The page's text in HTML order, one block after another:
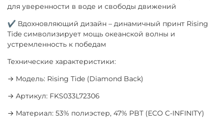
для уверенности в воде и свободы движений
✔ Вдохновляющий дизайн – динамичный принт Rising
Tide символизирует мощь океанской волны и
устремленность к победам
Технические характеристики:
→ Модель: Rising Tide (Diamond Back)
→ Артикул: FKS033L72306
→ Материал: 53% полиэстер, 47% PBT (ECO C-INFINITY)